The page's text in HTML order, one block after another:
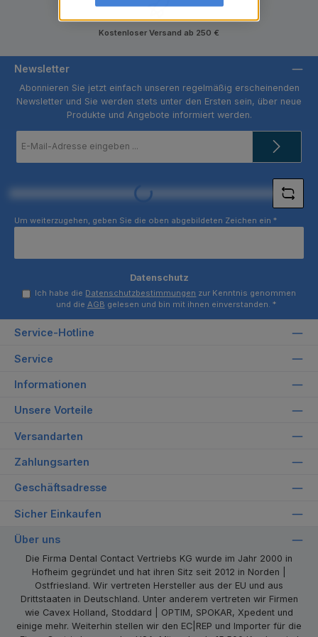
Kostenloser Versand ab 250 €
Newsletter
Abonnieren Sie jetzt einfach unseren regelmäßig erscheinenden
Newsletter und Sie werden stets unter den Ersten sein, über neue
Produkte und Angebote informiert werden.
Mail-
Loading...
Um weiterzugehen, geben Sie die oben abgebildeten Zeichen ein *
Datenschutz
Ich habe die Datenschutzbestimmungen zur Kenntnis genommen
und die AGB gelesen und bin mit ihnen einverstanden. *
Service-Hotline
Service
Informationen
Unsere Vorteile
Versandarten
Zahlungsarten
Geschäftsadresse
Sicher Einkaufen
Über uns
Die Firma Dental Contact Vertriebs KG wurde im Jahr 2000 in
Hofheim gegründet und hat ihren Sitz seit 2012 in Norden |
Ostfriesland. Wir vertreten Hersteller aus der EU und aus
Drittstaaten in Deutschland. Unter anderem vertreten wir Firmen
wie Cavex Holland, Stoddard | OPTIM, SPOKAR, Xpedent und
einige mehr. Weiterhin stellen wir den EC|REP und Importer für die